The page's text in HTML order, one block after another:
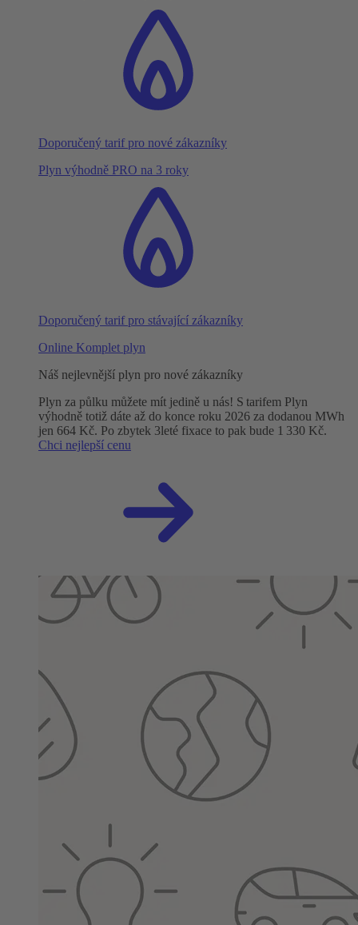
Doporučený tarif pro nové zákazníky
Plyn výhodně PRO na 3 roky
Doporučený tarif pro stávající zákazníky
Online Komplet plyn
Náš nejlevnější plyn pro nové zákazníky
Plyn za půlku můžete mít jedině u nás! S tarifem Plyn
výhodně totiž dáte až do konce roku 2026 za dodanou MWh
jen 664 Kč. Po zbytek 3leté fixace to pak bude 1 330 Kč.
Chci nejlepší cenu